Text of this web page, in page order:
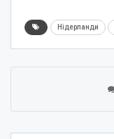
Нідерланди